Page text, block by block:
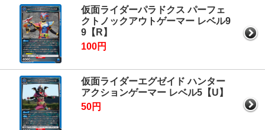
仮面ライダーパラドクス パーフェ
クトノックアウトゲーマー レベル9
9【R】
100円
仮面ライダーエグゼイド ハンター
アクションゲーマー レベル5【U】
50円